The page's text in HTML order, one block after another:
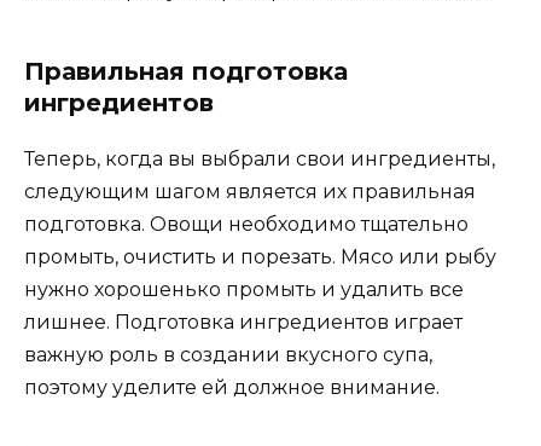
Правильная подготовка
ингредиентов
Теперь, когда вы выбрали свои ингредиенты,
следующим шагом является их правильная
подготовка. Овощи необходимо тщательно
промыть, очистить и порезать. Мясо или рыбу
нужно хорошенько промыть и удалить все
лишнее. Подготовка ингредиентов играет
важную роль в создании вкусного супа,
поэтому уделите ей должное внимание.